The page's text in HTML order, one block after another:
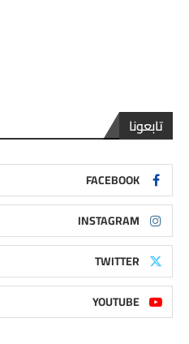
تابعونا
FACEBOOK
INSTAGRAM
TWITTER
YOUTUBE